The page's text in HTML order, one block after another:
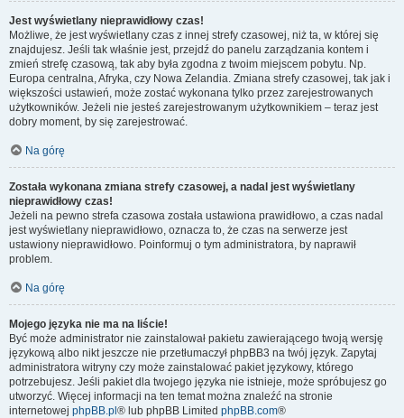
Jest wyświetlany nieprawidłowy czas!
Możliwe, że jest wyświetlany czas z innej strefy czasowej, niż ta, w której się
znajdujesz. Jeśli tak właśnie jest, przejdź do panelu zarządzania kontem i
zmień strefę czasową, tak aby była zgodna z twoim miejscem pobytu. Np.
Europa centralna, Afryka, czy Nowa Zelandia. Zmiana strefy czasowej, tak jak i
większości ustawień, może zostać wykonana tylko przez zarejestrowanych
użytkowników. Jeżeli nie jesteś zarejestrowanym użytkownikiem – teraz jest
dobry moment, by się zarejestrować.
Na górę
Została wykonana zmiana strefy czasowej, a nadal jest wyświetlany
nieprawidłowy czas!
Jeżeli na pewno strefa czasowa została ustawiona prawidłowo, a czas nadal
jest wyświetlany nieprawidłowo, oznacza to, że czas na serwerze jest
ustawiony nieprawidłowo. Poinformuj o tym administratora, by naprawił
problem.
Na górę
Mojego języka nie ma na liście!
Być może administrator nie zainstalował pakietu zawierającego twoją wersję
językową albo nikt jeszcze nie przetłumaczył phpBB3 na twój język. Zapytaj
administratora witryny czy może zainstalować pakiet językowy, którego
potrzebujesz. Jeśli pakiet dla twojego języka nie istnieje, może spróbujesz go
utworzyć. Więcej informacji na ten temat można znaleźć na stronie
internetowej phpBB.pl ® lub phpBB Limited phpBB.com®